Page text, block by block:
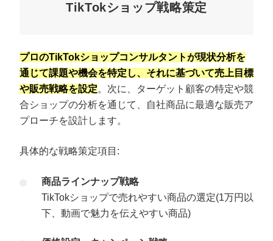
TikTokショップ戦略策定
プロのTikTokショップコンサルタントが現状分析を
通じて課題や機会を特定し、それに基づいて売上目標
や販売戦略を設定。次に、ターゲット顧客の特定や競
合ショップの分析を通じて、自社商品に最適な販売ア
プローチを設計します。
具体的な戦略策定項目:
商品ラインナップ戦略
TikTokショップで売れやすい商品の選定(1万円以
下、動画で魅力を伝えやすい商品)